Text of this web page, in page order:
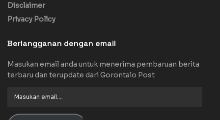
Disclaimer
Privacy Policy
Berlangganan dengan email
Masukan email anda untuk menerima pembaruan berita
terbaru dan terupdate dari Gorontalo Post